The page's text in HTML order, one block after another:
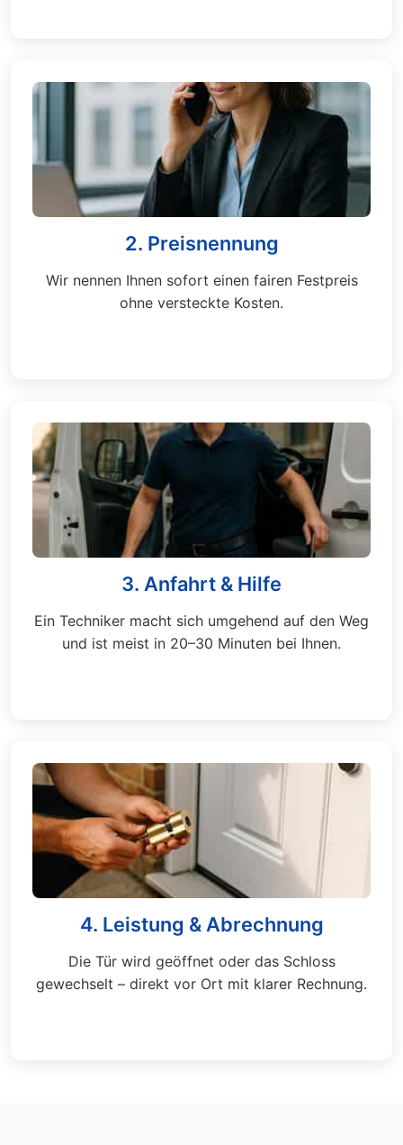
2. Preisnennung
Wir nennen Ihnen sofort einen fairen Festpreis
ohne versteckte Kosten.
3. Anfahrt & Hilfe
Ein Techniker macht sich umgehend auf den Weg
und ist meist in 20–30 Minuten bei Ihnen.
4. Leistung & Abrechnung
Die Tür wird geöffnet oder das Schloss
gewechselt – direkt vor Ort mit klarer Rechnung.